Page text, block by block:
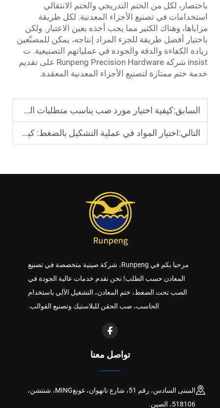
باختصار، لكل من الختم التدريجي والختم الانتقالي
استخدامات في تصنيع الأجزاء المعدنية. لكل طريقة
مزاياها، وهناك الكثير مما يجب أخذه بعين الاعتبار. ولكن
باختيار أفضل طريقة للجزء المراد إنتاجه، يمكن للمصنّعين
زيادة الكفاءة والدقة والجودة في عملياتهم التصنيعية. ت
insist شركة Runpeng Precision Hardware على تقديم
خدمة ختم ممتازة لتصنيع الأجزاء المعدنية المعقدة.
السابق:كيفية اختيار مورد صب يناسب متطلبات السوق من حيث السرعة في التنفيذ؟
التالي:اختيار المواد في عملية التشكيل بالضغط: كيفية تحسين القوة والتكلفة للتطبيقات الصناعية
مرحبا بكم في Runpeng، شركة صينية متخصصة في تصنيع
المعادن حسب الطلب! نحن نقدم خدمات عالية الجودة في
الصب تحت الضغط، ختم المعادن، التشغيل الآلي باستخدام
الحاسب، صب الحقن للبلاستيك وتصنيع القوالب.
تواصل معنا
المبنى السادس، رقم 51، شارع نانهوان، غونغMING، شنتشن،
518106، الصين.